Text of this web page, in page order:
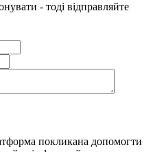
- тоді відправляйте
покликана допомогти